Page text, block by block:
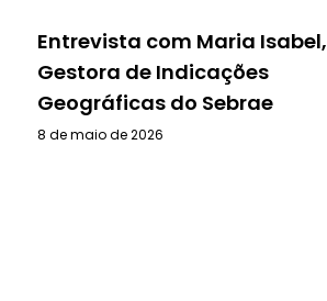
Entrevista com Maria Isabel,
Gestora de Indicações
Geográficas do Sebrae
8 de maio de 2026